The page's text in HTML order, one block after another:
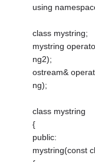
using
class mystring;
mystring
ng2);
ostream&
ng);
class mystring
{
public:
mystring(const